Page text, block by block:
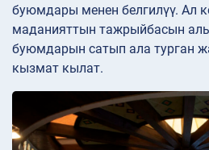
буюмдары менен белгилүү. Ал
маданияттын тажрыйбасын
буюмдарын сатып ала турган
кызмат кылат.